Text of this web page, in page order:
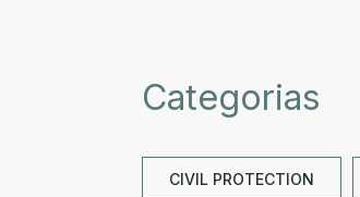
Categorias
CIVIL PROTECTION